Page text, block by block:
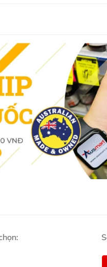
sau:
: Thành phần sát
B5): Hỗ trợ phục hồi da,
và bảo vệ da khỏi khô rát.
hay hương liệu, an toàn